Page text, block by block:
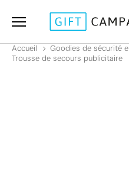
Accueil
Goodies de sécurité
Trousse de secours publicitaire